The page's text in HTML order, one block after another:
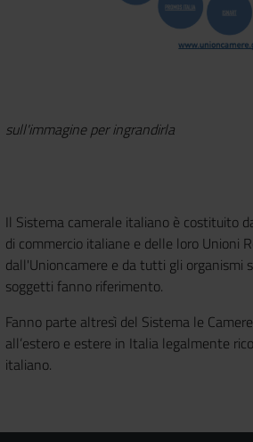
sull'immagine per ingrandirla
Il Sistema camerale italiano è costituito
di commercio italiane e delle loro Unioni
dall'Unioncamere e da tutti gli organismi
soggetti fanno riferimento.
Fanno parte altresì del Sistema le
all’estero e estere in Italia legalmente
italiano.